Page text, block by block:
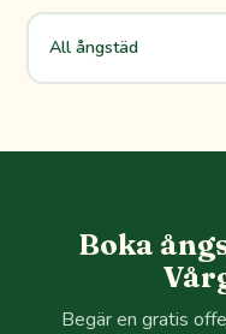
All ångstäd
Boka
Begär en gratis